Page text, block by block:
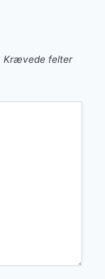
Krævede felter